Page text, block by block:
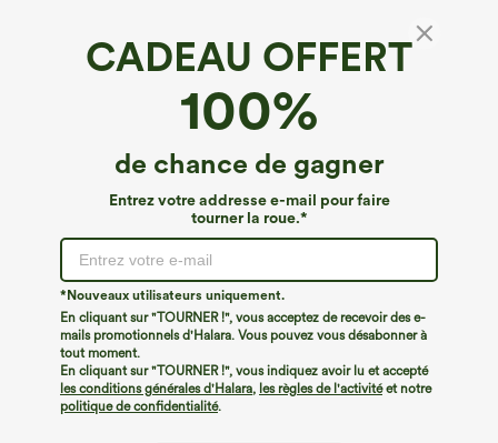
CADEAU OFFERT
100%
de chance de gagner
Entrez votre addresse e-mail pour faire
tourner la roue.*
*Nouveaux utilisateurs uniquement.
En cliquant sur "TOURNER !", vous acceptez de recevoir des e-
mails promotionnels d'Halara. Vous pouvez vous désabonner à
tout moment.
En cliquant sur "TOURNER !", vous indiquez avoir lu et accepté
les conditions générales d'Halara, les règles de l'activitéet notre
politique de confidentialité.
Nous ne semblons pas pouvoir trouver la page que
vous recherchez.
Acheter plus